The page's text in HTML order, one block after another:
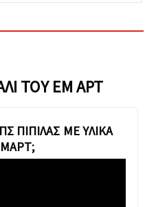
ΤΟΥ ΕΜ ΑΡΤ
ΠΙΠΊΛΑΣ ΜΕ ΥΛΙΚΆ